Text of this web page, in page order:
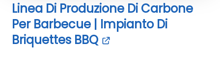
Linea Di Produzione Di Carbone
Per Barbecue | Impianto Di
Briquettes BBQ